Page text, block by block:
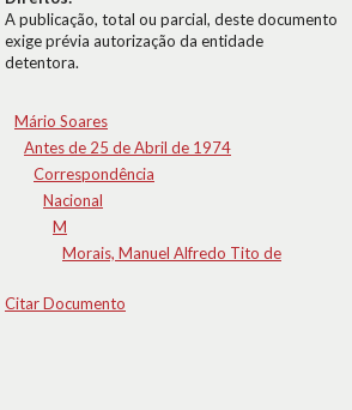
A publicação, total ou parcial, deste documento
exige prévia autorização da entidade
detentora.
Mário Soares
Antes de 25 de Abril de 1974
Correspondência
Nacional
M
Morais, Manuel Alfredo Tito de
Citar Documento